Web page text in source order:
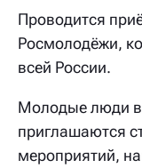
Проводится
Росмолодёжи,
всей России.
Молодые люди в
приглашаются
мероприятий,